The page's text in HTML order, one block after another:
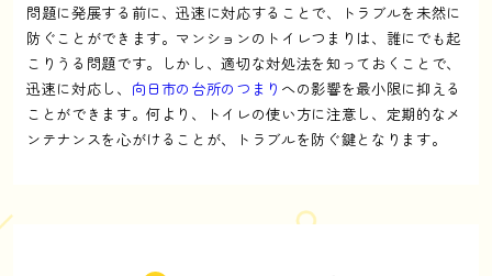
問題に発展する前に、迅速に対応することで、トラブルを未然に
防ぐことができます。マンションのトイレつまりは、誰にでも起
こりうる問題です。しかし、適切な対処法を知っておくことで、
迅速に対応し、 向日市の台所のつまり への影響を最小限に抑える
ことができます。何より、トイレの使い方に注意し、定期的なメ
ンテナンスを心がけることが、トラブルを防ぐ鍵となります。